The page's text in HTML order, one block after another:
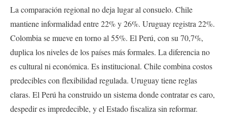
La comparación regional no deja lugar al consuelo. Chile
mantiene informalidad entre 22% y 26%. Uruguay registra 22%.
Colombia se mueve en torno al 55%. El Perú, con su 70,7%,
duplica los niveles de los países más formales. La diferencia no
es cultural ni económica. Es institucional. Chile combina costos
predecibles con flexibilidad regulada. Uruguay tiene reglas
claras. El Perú ha construido un sistema donde contratar es caro,
despedir es impredecible, y el Estado fiscaliza sin reformar.